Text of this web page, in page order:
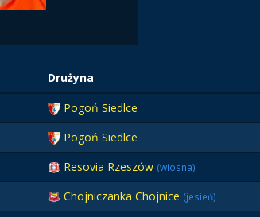
Drużyna
Pogoń Siedlce
Pogoń Siedlce
Resovia Rzeszów (wiosna)
Chojniczanka Chojnice (jesień)